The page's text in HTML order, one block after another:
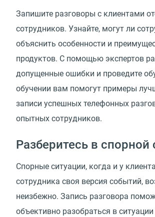
Запишите разговоры с клиентами
сотрудников. Узнайте, могут ли
объяснить особенности и
продуктов. С помощью экспертов
допущенные ошибки и проведите
обучении вам помогут примеры
записи успешных телефонных
опытных сотрудников.
Разберитесь в спорной
Спорные ситуации, когда и у
сотрудника своя версия событий,
неизбежно. Запись разговора
объективно разобраться в